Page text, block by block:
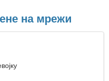
на мрежи